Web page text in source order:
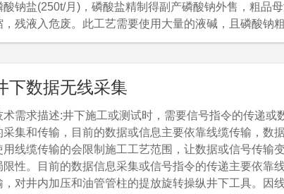
酸钠盐(250t/月)，磷酸盐精制得副产磷酸钠外售，粗品
，残液入危废。此工艺需要使用大量的液碱，且磷酸钠
含有大量的有机物，最终需要进行浓缩得到釜残做危废
为副产品有更高的价值。2减少釜残产生量，减少危废费
。
下数据无线采集
术需求描述:井下施工或测试时，需要信号指令的传递或
采集和传输，目前的数据或信息主要依靠线缆传输，数
用线缆传输的会限制施工工艺范围，让数据或信号传输
限性。目前的数据信息采集或信号指令的传递主要依靠
，对井内加压和油管管柱的提放旋转操纵井下工具。因